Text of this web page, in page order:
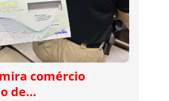
comércio
de…